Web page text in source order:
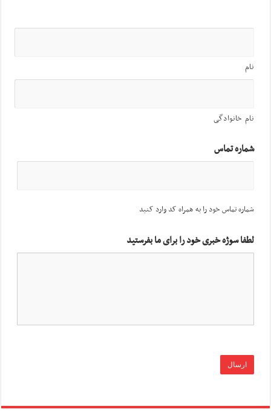
نام
نام خانوادگی
شماره تماس
شماره تماس خود را به همراه کد وارد کنید
لطفا سوژه خبری خود را برای ما بفرستید